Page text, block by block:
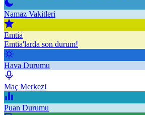
Namaz Vakitleri
Emtia
Emtia'larda son durum!
Hava Durumu
Maç Merkezi
Puan Durumu